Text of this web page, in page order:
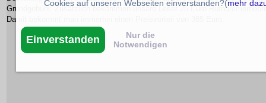
Grundgebühr. Zusätzlich bekommen unsere Leser 25 Euro
Damit bekommt man immerhin einen Preisvorteil von 385 Euro.
Cookies auf unseren Webseiten einverstanden?(mehr
Einverstanden
Nur die
Notwendigen